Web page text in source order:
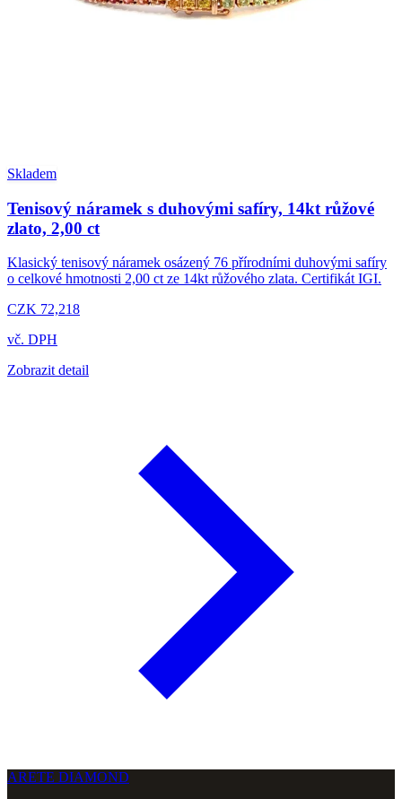
Skladem
Tenisový náramek s duhovými safíry, 14kt růžové
zlato, 2,00 ct
Klasický tenisový náramek osázený 76 přírodními duhovými safíry
o celkové hmotnosti 2,00 ct ze 14kt růžového zlata. Certifikát IGI.
CZK 72,218
vč. DPH
Zobrazit detail
ARETE DIAMOND